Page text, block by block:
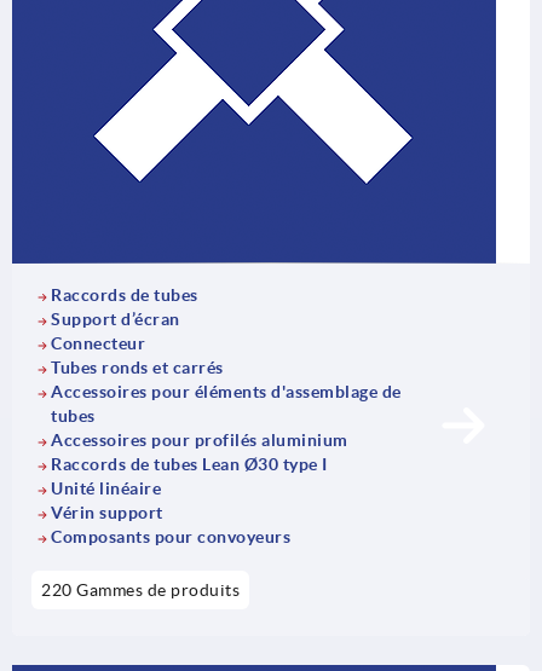
Raccords de tubes
Support d’écran
Connecteur
Tubes ronds et carrés
Accessoires pour éléments d'assemblage de
tubes
Accessoires pour profilés aluminium
Raccords de tubes Lean Ø30 type I
Unité linéaire
Vérin support
Composants pour convoyeurs
220 Gammes de produits